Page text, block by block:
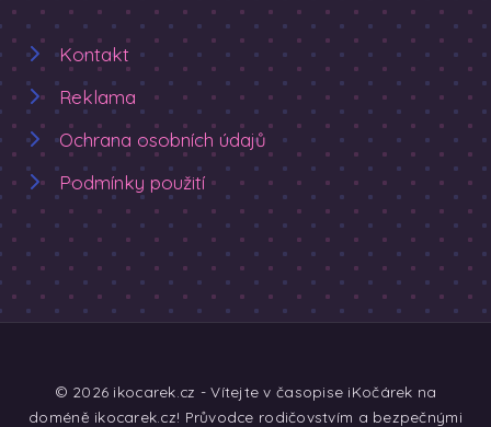
Kontakt
Reklama
Ochrana osobních údajů
Podmínky použití
© 2026 ikocarek.cz - Vítejte v časopise iKočárek na
doméně ikocarek.cz! Průvodce rodičovstvím a bezpečnými